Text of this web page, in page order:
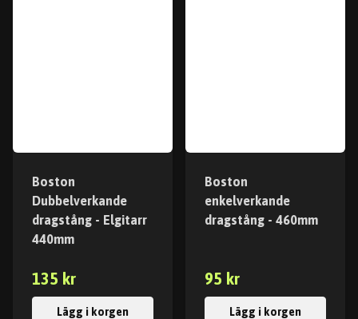
Boston
Dubbelverkande
dragstång - Elgitarr
440mm
135 kr
Lägg i korgen
Boston
enkelverkande
dragstång - 460mm
95 kr
Lägg i korgen